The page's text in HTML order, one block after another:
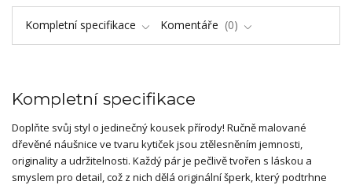
Kompletní specifikace Komentáře 0
Kompletní specifikace
Doplňte svůj styl o jedinečný kousek přírody! Ručně malované
dřevěné náušnice ve tvaru kytiček jsou ztělesněním jemnosti,
originality a udržitelnosti. Každý pár je pečlivě tvořen s láskou a
smyslem pro detail, což z nich dělá originální šperk, který podtrhne